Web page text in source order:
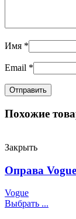
Имя *
Email *
Похожие
Закрыть
Оправа
Vogue
Выбрать ...